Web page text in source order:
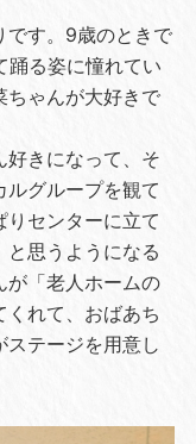
です。9歳のときで
る姿に憧れてい
ちゃんが大好きで
好きになって、そ
グループを観て
センターに立て
と思うようになる
が「老人ホームの
れて、おばあち
ステージを用意し